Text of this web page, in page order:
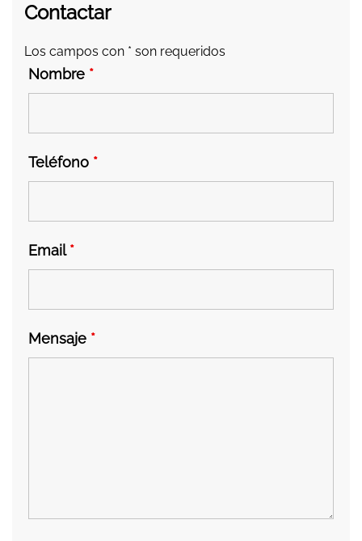
Contactar
Los campos con * son requeridos
Nombre *
Teléfono *
Email*
Mensaje *